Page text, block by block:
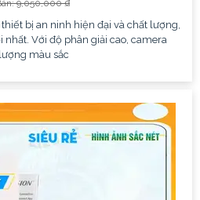
9,050,000 ₫
bị an ninh hiện đại và chất lượng,
Với độ phân giải cao, camera
màu sắc